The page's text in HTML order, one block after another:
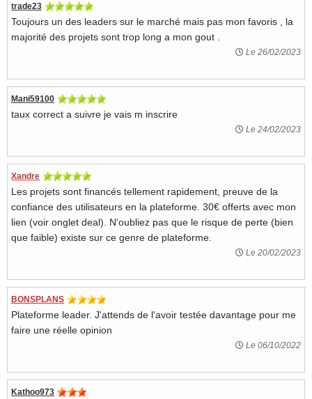
trade23
Toujours un des leaders sur le marché mais pas mon favoris , la
majorité des projets sont trop long a mon gout .
Le 26/02/2023
Mani59100
taux correct a suivre je vais m inscrire
Le 24/02/2023
Xandre
Les projets sont financés tellement rapidement, preuve de la
confiance des utilisateurs en la plateforme. 30€ offerts avec mon
lien (voir onglet deal). N'oubliez pas que le risque de perte (bien
que faible) existe sur ce genre de plateforme.
Le 20/02/2023
BONSPLANS
Plateforme leader. J'attends de l'avoir testée davantage pour me
faire une réelle opinion
Le 06/10/2022
Kathoo973